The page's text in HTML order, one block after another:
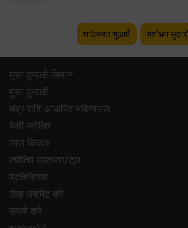
शख़्सियत सुझाएँ संशोधन सुझाएँ
मुफ्त कुंडली मिलान
मुफ्त कुंडली
चंद्र राशि आधारित भविष्यफल
केपी ज्योतिष
लाल किताब
ज्योतिष उपकरण/टूल
प्रतिक्रिया
लेख सबमिट करे
संपर्क करे